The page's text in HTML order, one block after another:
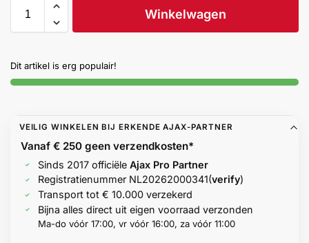
Merken
Help &
Winkelwagen
Dit artikel is erg populair!
VEILIG WINKELEN BIJ ERKENDE AJAX-PARTNER
Vanaf € 250 geenverzendkosten*
Sinds 2017 officiële Ajax Pro Partner
Registratienummer NL20262000341(verify)
Transport tot € 10.000 verzekerd
Bijna alles direct uit eigen voorraad verzonden
Ma-do vóór 17:00, vr vóór 16:00, za vóór 11:00